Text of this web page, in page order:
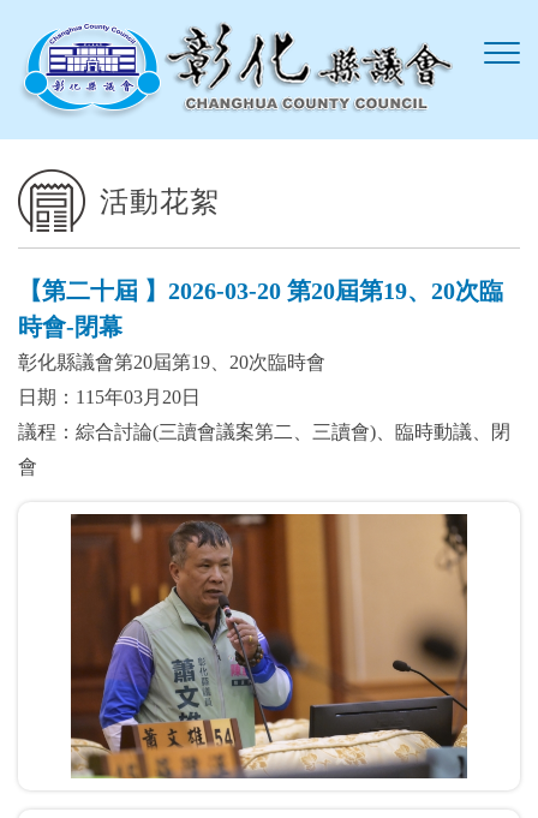
活動花絮
【第二十屆 】2026-03-20 第20屆第19、20次臨
時會-閉幕
彰化縣議會第20屆第19、20次臨時會
日期：115年03月20日
議程：綜合討論(三讀會議案第二、三讀會)、臨時動議、閉
會